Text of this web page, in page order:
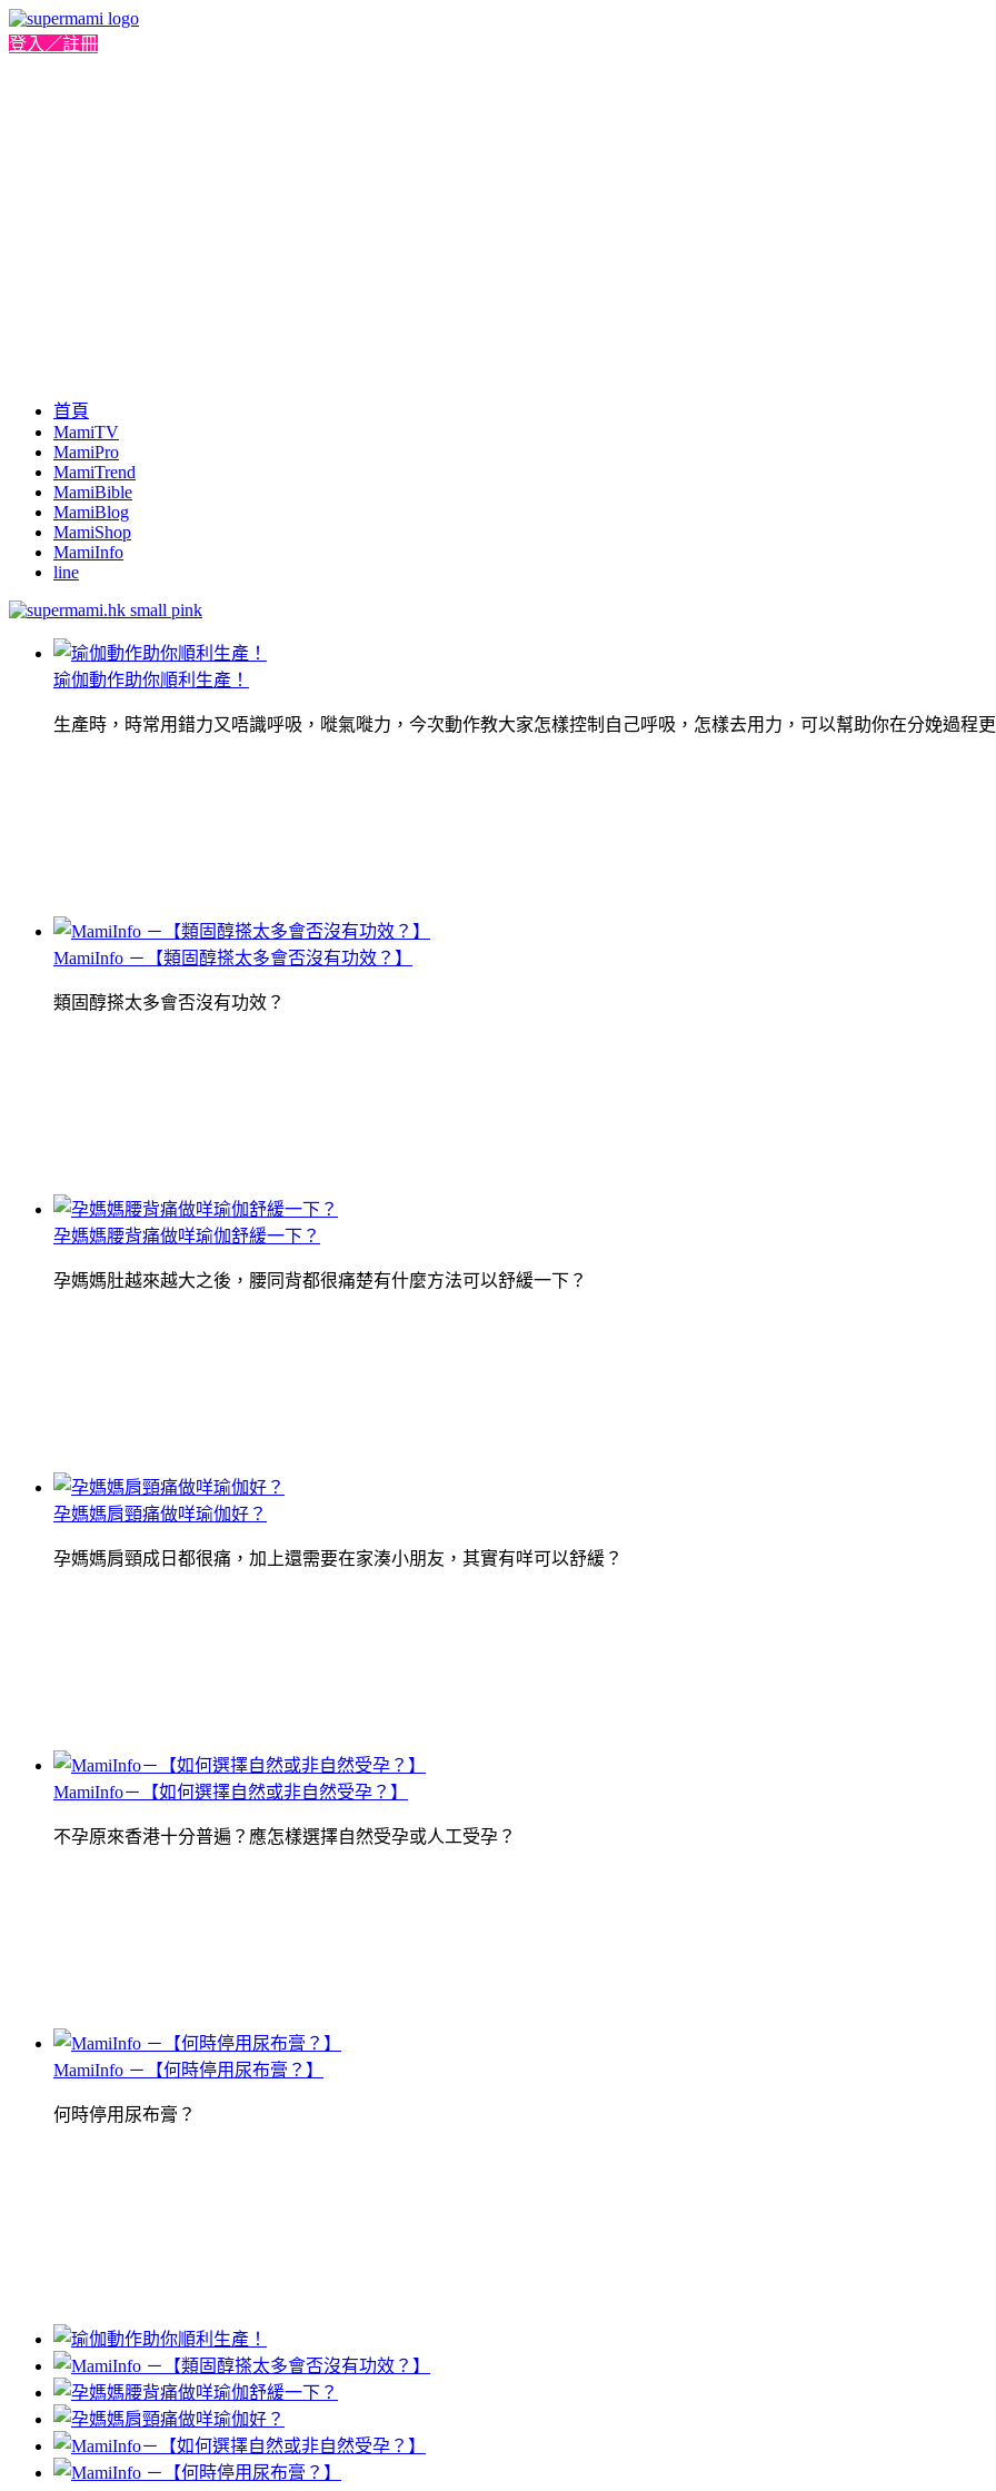
登入／註冊
首頁
MamiTV
MamiPro
MamiTrend
MamiBible
MamiBlog
MamiShop
MamiInfo
line
瑜伽動作助你順利生產！
生產時，時常用錯力又唔識呼吸，嘥氣嘥力，今次動作教大家怎樣控制自己呼吸，怎樣去用力，可以幫助你在分娩過程
MamiInfo －【類固醇搽太多會否沒有功效？】
類固醇搽太多會否沒有功效？
孕媽媽腰背痛做咩瑜伽舒緩一下？
孕媽媽肚越來越大之後，腰同背都很痛楚有什麼方法可以舒緩一下？
孕媽媽肩頸痛做咩瑜伽好？
孕媽媽肩頸成日都很痛，加上還需要在家湊小朋友，其實有咩可以舒緩？
MamiInfo－【如何選擇自然或非自然受孕？】
不孕原來香港十分普遍？應怎樣選擇自然受孕或人工受孕？
MamiInfo －【何時停用尿布膏？】
何時停用尿布膏？